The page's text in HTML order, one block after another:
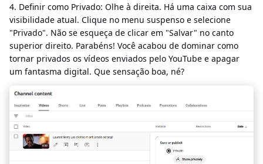
4. Definir como Privado: Olhe à direita. Há uma caixa com sua
visibilidade atual. Clique no menu suspenso e selecione
"Privado". Não se esqueça de clicar em "Salvar" no canto
superior direito. Parabéns! Você acabou de dominar como
tornar privados os vídeos enviados pelo YouTube e apagar
um fantasma digital. Que sensação boa, né?